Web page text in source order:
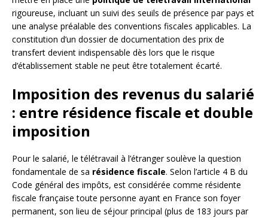
rigoureuse, incluant un suivi des seuils de présence par pays et
une analyse préalable des conventions fiscales applicables. La
constitution d’un dossier de documentation des prix de
transfert devient indispensable dès lors que le risque
d’établissement stable ne peut être totalement écarté.
Imposition des revenus du salarié
: entre résidence fiscale et double
imposition
Pour le salarié, le télétravail à l’étranger soulève la question
fondamentale de sa résidence fiscale. Selon l’article 4 B du
Code général des impôts, est considérée comme résidente
fiscale française toute personne ayant en France son foyer
permanent, son lieu de séjour principal (plus de 183 jours par